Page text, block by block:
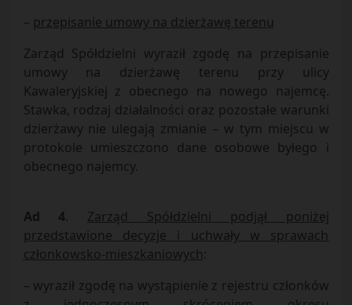
– przepisanie umowy na dzierżawę terenu
Zarząd Spółdzielni wyraził zgodę na przepisanie
umowy na dzierżawę terenu przy ulicy
Kawaleryjskiej z obecnego na nowego najemcę.
Stawka, rodzaj działalności oraz pozostałe warunki
dzierżawy nie ulegają zmianie – w tym miejscu w
protokole umieszczono dane osobowe byłego i
obecnego najemcy.
Ad 4. Zarząd Spółdzielni podjął poniżej
przedstawione decyzje i uchwały w sprawach
członkowsko-mieszkaniowych:
– wyraził zgodę na wystąpienie z rejestru członków